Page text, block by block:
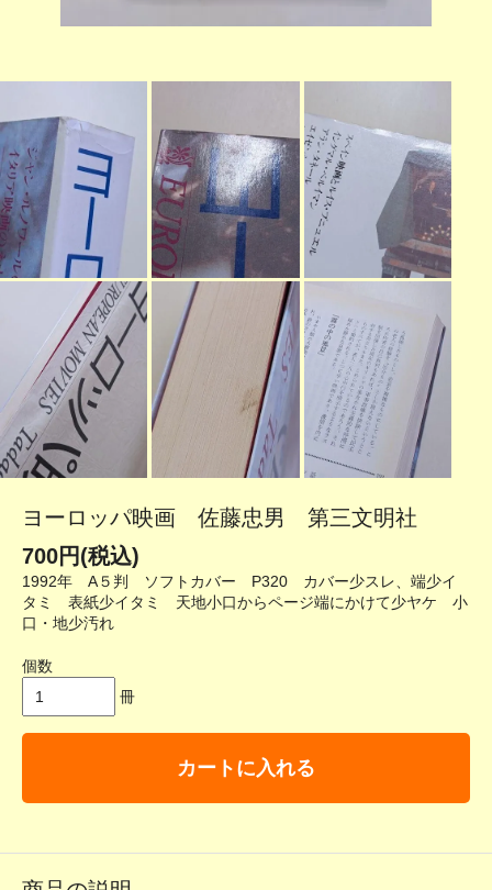
ヨーロッパ映画 佐藤忠男 第三文明社
700円(税込)
1992年 A５判 ソフトカバー P320 カバー少スレ、端少イ
タミ 表紙少イタミ 天地小口からページ端にかけて少ヤケ 小
口・地少汚れ
個数
冊
カートに入れる